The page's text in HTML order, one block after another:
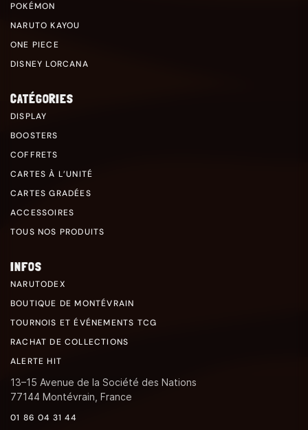
POKÉMON
NARUTO KAYOU
ONE PIECE
DISNEY LORCANA
CATÉGORIES
DISPLAY
BOOSTERS
COFFRETS
CARTES À L’UNITÉ
CARTES GRADÉES
ACCESSOIRES
TOUS NOS PRODUITS
INFOS
NARUTODEX
BOUTIQUE DE MONTÉVRAIN
TOURNOIS ET ÉVÉNEMENTS TCG
RACHAT DE COLLECTIONS
ALERTE HIT
13–15 Avenue de la Société des Nations
77144 Montévrain, France
01 86 04 31 44